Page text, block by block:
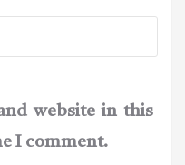
website in this
I comment.